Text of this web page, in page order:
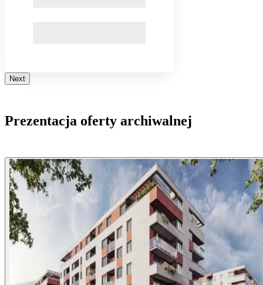
Next
Prezentacja oferty archiwalnej